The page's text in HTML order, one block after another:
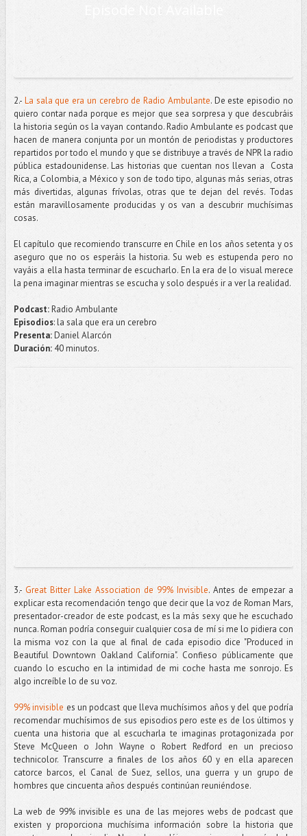
2.- La sala que era un cerebro de Radio Ambulante. De este episodio no
quiero contar nada porque es mejor que sea sorpresa y que descubráis
la historia según os la vayan contando. Radio Ambulante es podcast que
hacen de manera conjunta por un montón de periodistas y productores
repartidos por todo el mundo y que se distribuye a través de NPR la radio
pública estadounidense. Las historias que cuentan nos llevan a Costa
Rica, a Colombia, a México y son de todo tipo, algunas más serias, otras
más divertidas, algunas frívolas, otras que te dejan del revés. Todas
están maravillosamente producidas y os van a descubrir muchísimas
cosas.
El capítulo que recomiendo transcurre en Chile en los años setenta y os
aseguro que no os esperáis la historia. Su web es estupenda pero no
vayáis a ella hasta terminar de escucharlo. En la era de lo visual merece
la pena imaginar mientras se escucha y solo después ir a ver la realidad.
Podcast:Radio Ambulante
Episodios: la sala que era un cerebro
Presenta:Daniel Alarcón
Duración:40 minutos.
3.- Great Bitter Lake Association de 99% Invisible. Antes de empezar a
explicar esta recomendación tengo que decir que la voz de Roman Mars,
presentador-creador de este podcast, es la más sexy que he escuchado
nunca. Roman podría conseguir cualquier cosa de mí si me lo pidiera con
la misma voz con la que al final de cada episodio dice "Produced in
Beautiful Downtown Oakland California". Confieso públicamente que
cuando lo escucho en la intimidad de mi coche hasta me sonrojo. Es
algo increíble lo de su voz.
99% invisible es un podcast que lleva muchísimos años y del que podría
recomendar muchísimos de sus episodios pero este es de los últimos y
cuenta una historia que al escucharla te imaginas protagonizada por
Steve McQueen o John Wayne o Robert Redford en un precioso
technicolor. Transcurre a finales de los años 60 y en ella aparecen
catorce barcos, el Canal de Suez, sellos, una guerra y un grupo de
hombres que cincuenta años después continúan reuniéndose.
La web de 99% invisible es una de las mejores webs de podcast que
existen y proporciona muchísima información sobre la historia que